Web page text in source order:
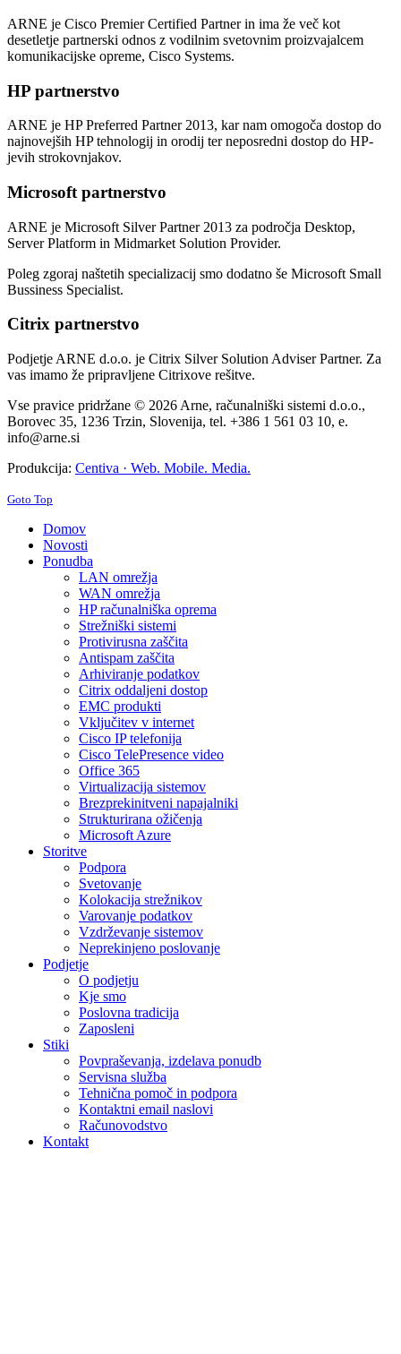
ARNE je Cisco Premier Certified Partner in ima že več kot
desetletje partnerski odnos z vodilnim svetovnim proizvajalcem
komunikacijske opreme, Cisco Systems.
HP partnerstvo
ARNE je HP Preferred Partner 2013, kar nam omogoča dostop do
najnovejših HP tehnologij in orodij ter neposredni dostop do HP-
jevih strokovnjakov.
Microsoft partnerstvo
ARNE je Microsoft Silver Partner 2013 za področja Desktop,
Server Platform in Midmarket Solution Provider.
Poleg zgoraj naštetih specializacij smo dodatno še Microsoft Small
Bussiness Specialist.
Citrix partnerstvo
Podjetje ARNE d.o.o. je Citrix Silver Solution Adviser Partner. Za
vas imamo že pripravljene Citrixove rešitve.
Vse pravice pridržane © 2026 Arne, računalniški sistemi d.o.o.,
Borovec 35, 1236 Trzin, Slovenija, tel. +386 1 561 03 10, e.
info@arne.si
Produkcija: Centiva · Web. Mobile. Media.
Goto Top
Domov
Novosti
Ponudba
LAN omrežja
WAN omrežja
HP računalniška oprema
Strežniški sistemi
Protivirusna zaščita
Antispam zaščita
Arhiviranje podatkov
Citrix oddaljeni dostop
EMC produkti
Vključitev v internet
Cisco IP telefonija
Cisco TelePresence video
Office 365
Virtualizacija sistemov
Brezprekinitveni napajalniki
Strukturirana ožičenja
Microsoft Azure
Storitve
Podpora
Svetovanje
Kolokacija strežnikov
Varovanje podatkov
Vzdrževanje sistemov
Neprekinjeno poslovanje
Podjetje
O podjetju
Kje smo
Poslovna tradicija
Zaposleni
Stiki
Povpraševanja, izdelava ponudb
Servisna služba
Tehnična pomoč in podpora
Kontaktni email naslovi
Računovodstvo
Kontakt